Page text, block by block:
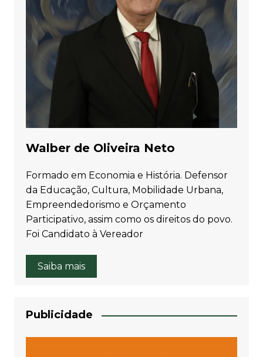
Walber de Oliveira Neto
Formado em Economia e História. Defensor
da Educação, Cultura, Mobilidade Urbana,
Empreendedorismo e Orçamento
Participativo, assim como os direitos do povo.
Foi Candidato à Vereador
Saiba mais
Publicidade